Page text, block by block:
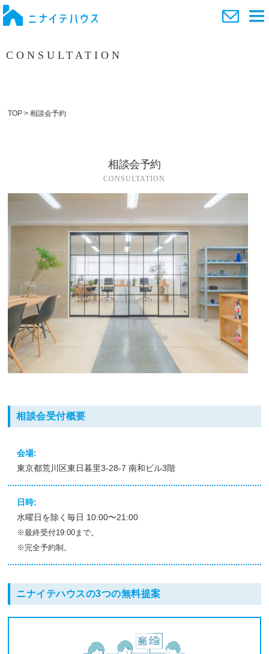
CONSULTATION
TOP >相談会予約
相談会予約
CONSULTATION
相談会受付概要
会場:
東京都荒川区東日暮里3-28-7 南和ビル3階
日時:
水曜日を除く毎日 10:00〜21:00
※最終受付19:00まで。
※完全予約制。
ニナイテハウスの3つの無料提案